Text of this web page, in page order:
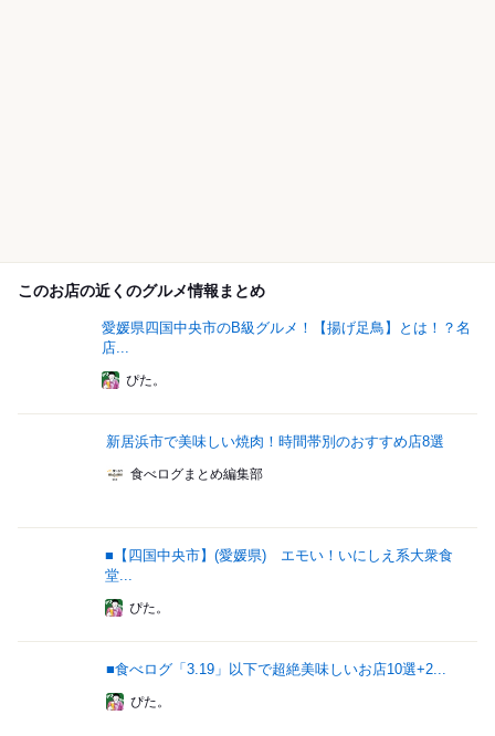
このお店の近くのグルメ情報まとめ
愛媛県四国中央市のB級グルメ！【揚げ足鳥】とは！？名
店...
ぴた。
新居浜市で美味しい焼肉！時間帯別のおすすめ店8選
食べログまとめ編集部
■【四国中央市】(愛媛県) エモい！いにしえ系大衆食
堂...
ぴた。
■食べログ「3.19」以下で超絶美味しいお店10選+2...
ぴた。